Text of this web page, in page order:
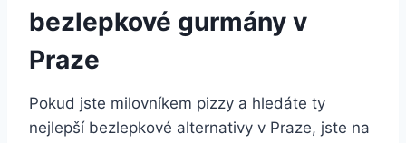
bezlepkové gurmány v
Praze
Pokud jste milovníkem pizzy a hledáte ty
nejlepší bezlepkové alternativy v Praze, jste na